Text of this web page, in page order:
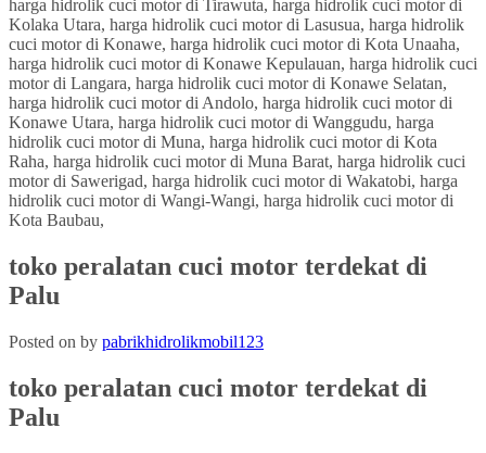
toko peralatan cuci motor terdekat di
Palu
Posted on by pabrikhidrolikmobil123
toko peralatan cuci motor terdekat di
Palu